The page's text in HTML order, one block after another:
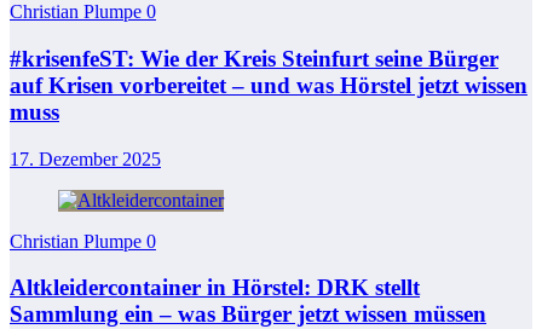
Christian Plumpe 0
#krisenfeST: Wie der Kreis Steinfurt seine Bürger
auf Krisen vorbereitet – und was Hörstel jetzt wissen
muss
17. Dezember 2025
Christian Plumpe 0
Altkleidercontainer in Hörstel: DRK stellt
Sammlung ein – was Bürger jetzt wissen müssen